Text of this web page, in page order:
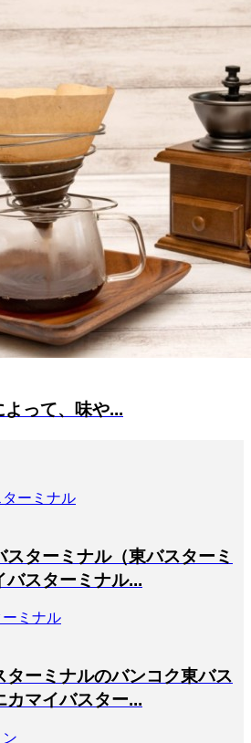
って、味や...
スターミナル（東バスターミ
バスターミナル...
ターミナルのバンコク東バス
カマイバスター...